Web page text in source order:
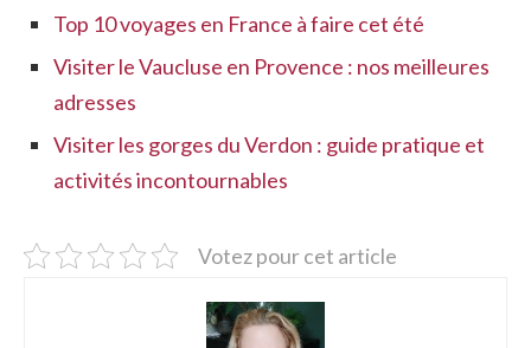
Top 10 voyages en France à faire cet été
Visiter le Vaucluse en Provence : nos meilleures
adresses
Visiter les gorges du Verdon : guide pratique et
activités incontournables
Votez pour cet article